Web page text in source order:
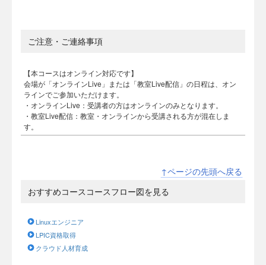
ご注意・ご連絡事項
【本コースはオンライン対応です】
会場が「オンラインLive」または「教室Live配信」の日程は、オン
ラインでご参加いただけます。
・オンラインLive：受講者の方はオンラインのみとなります。
・教室Live配信：教室・オンラインから受講される方が混在しま
す。
↑ページの先頭へ戻る
おすすめコースコースフロー図を見る
Linuxエンジニア
LPIC資格取得
クラウド人材育成